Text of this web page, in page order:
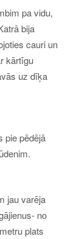
pa vidu,
bija
cauri un
kārtīgu
uz dīķa
pie pēdējā
jau varēja
no
plats